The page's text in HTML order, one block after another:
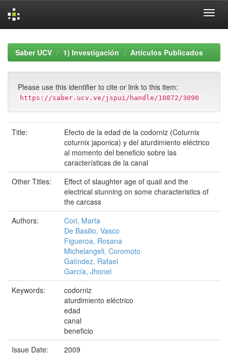
navigationSaber UCV 1) Investigación Artículos Publicados
Please use this identifier to cite or link to this item:
https://saber.ucv.ve/jspui/handle/10872/3090
Title:
Efecto de la edad de la codorniz (Coturnix
coturnix japonica) y del aturdimiento eléctrico
al momento del beneficio sobre las
características de la canal
Other Titles:
Effect of slaughter age of quail and the
electrical stunning on some characteristics of
the carcass
Authors:
Cori, Marta
De Basilio, Vasco
Figueroa, Rosana
Michelangeli, Coromoto
Galíndez, Rafael
García, Jhonel
Keywords:
codorniz
aturdimiento eléctrico
edad
canal
beneficio
Issue Date:
2009